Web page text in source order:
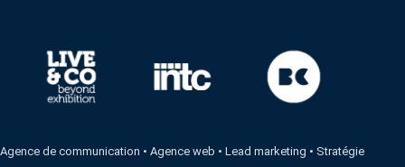
Agence de communication •Agence web •Lead marketing • Stratégie